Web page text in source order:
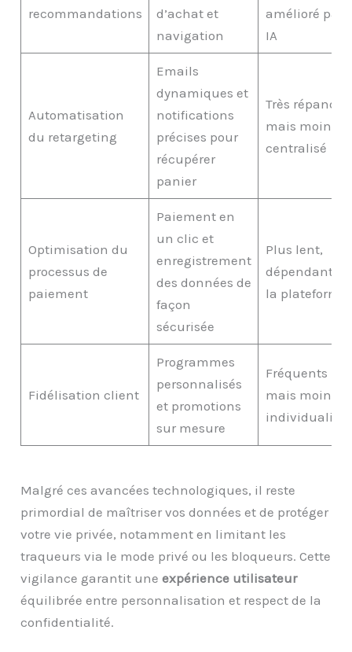
recommandations
d’achat et
navigation
amélioré par
IA
Automatisation
du retargeting
Emails
dynamiques et
notifications
précises pour
récupérer
panier
Très répandu
mais moins
centralisé
Optimisation du
processus de
paiement
Paiement en
un clic et
enregistrement
des données de
façon
sécurisée
Plus lent,
dépendant de
la plateforme
Fidélisation client
Programmes
personnalisés
et promotions
sur mesure
Fréquents
mais moins
individualisés
Malgré ces avancées technologiques, il reste
primordial de maîtriser vos données et de protéger
votre vie privée, notamment en limitant les
traqueurs via le mode privé ou les bloqueurs. Cette
vigilance garantit uneexpérience utilisateur
équilibrée entre personnalisation et respect de la
confidentialité.